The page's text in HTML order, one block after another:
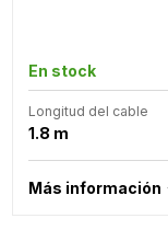
En stock
Longitud del cable
1.8 m
Más información